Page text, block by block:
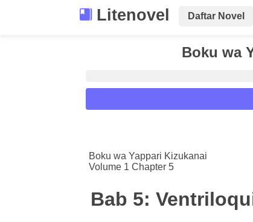
Litenovel Daftar Novel
Boku wa
Font :
Titillium Web
Size :
Boku wa Yappari Kizukanai
Volume 1 Chapter 5
Bab 5: